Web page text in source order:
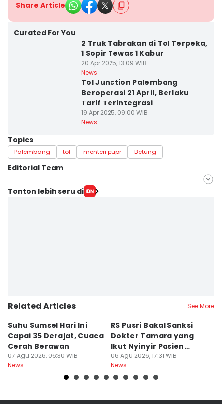
Share Article
Curated For You
2 Truk Tabrakan di Tol Terpeka,
1 Sopir Tewas 1 Kabur
20 Apr 2025, 13:09 WIB
News
Tol Junction Palembang
Beroperasi 21 April, Berlaku
Tarif Terintegrasi
19 Apr 2025, 09:00 WIB
News
Topics
Palembang tol menteri pupr Betung
Editorial Team
Editor
Tonton lebih seru di
Related Articles See More
Suhu Sumsel Hari Ini
Capai 35 Derajat, Cuaca
Cerah Berawan
07 Agu 2026, 06:30 WIB
News
RS Pusri Bakal Sanksi
Dokter Tamara yang
Ikut Nyinyir Pasien
Yurizal
06 Agu 2026, 17:31 WIB
News